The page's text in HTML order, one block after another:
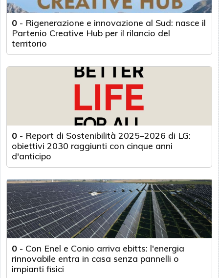
0 - Rigenerazione e innovazione al Sud: nasce il
Partenio Creative Hub per il rilancio del
territorio
0 - Report di Sostenibilità 2025–2026 di LG:
obiettivi 2030 raggiunti con cinque anni
d'anticipo
0 - Con Enel e Conio arriva ebitts: l'energia
rinnovabile entra in casa senza pannelli o
impianti fisici